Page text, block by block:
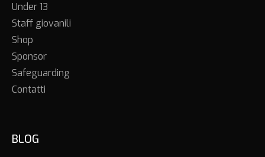
Under 13
Staff giovanili
Shop
Sponsor
Safeguarding
Contatti
BLOG